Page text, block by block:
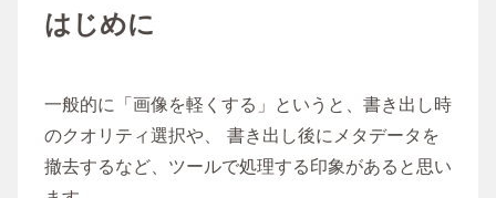
はじめに
一般的に「画像を軽くする」というと、書き出し時
のクオリティ選択や、 書き出し後にメタデータを
撤去するなど、ツールで処理する印象があると思い